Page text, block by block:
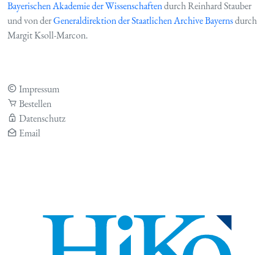
Bayerischen Akademie der Wissenschaftendurch Reinhard Stauber
und von derGeneraldirektion der Staatlichen Archive Bayernsdurch
Margit Ksoll-Marcon.
Impressum
Bestellen
Datenschutz
Email